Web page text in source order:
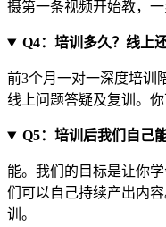
摄第一条视频开始教，
Q4：培训多久？线上
前3个月一对一深度培训
线上问题答疑及复训。
Q5：培训后我们自己
能。我们的目标是让你
们可以自己持续产出内
训。